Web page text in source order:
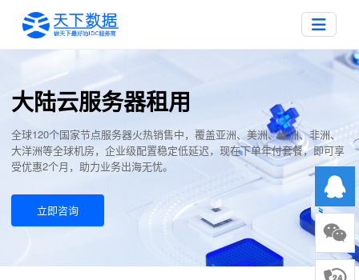
大陆云服务器租用
全球120个国家节点服务器火热销售中，覆盖亚洲、美洲、欧洲、非洲、
大洋洲等全球机房，企业级配置稳定低延迟，现在下单年付套餐，即可享
受优惠2个月，助力业务出海无忧。
立即咨询